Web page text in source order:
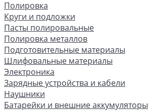
Полировка
Круги и подложки
Пасты полировальные
Полировка металлов
Подготовительные материалы
Шлифовальные материалы
Электроника
Зарядные устройства и кабели
Наушники
Батарейки и внешние аккумуляторы